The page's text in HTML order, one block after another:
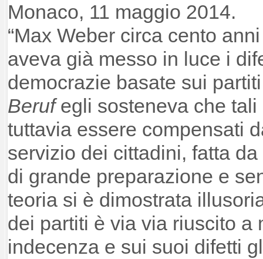
Monaco, 11 maggio 2014.
“Max Weber circa cento
aveva già messo in luce i
democrazie basate sui
Berufegli sosteneva che tali
tuttavia essere compensati
servizio dei cittadini, fatta
di grande preparazione e
teoria si è dimostrata
dei partiti è via via riuscito a
indecenza e sui suoi difetti